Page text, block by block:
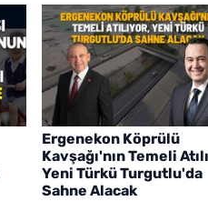
Ergenekon Köprülü
Kavşağı'nın Temeli
Yeni Türkü Turgutlu'da
Sahne Alacak